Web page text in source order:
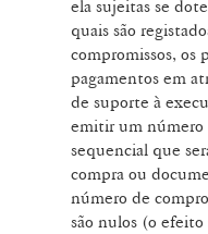
ela sujeitas se
quais são
compromissos, os
pagamentos em
de suporte à
emitir um número
sequencial que
compra ou
número de
são nulos (o